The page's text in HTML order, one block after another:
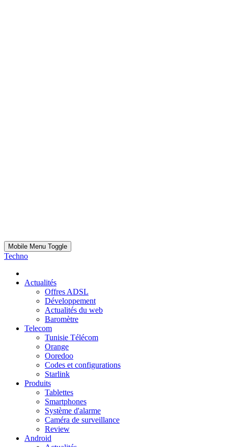
Mobile Menu Toggle
Techno
Actualités
Offres ADSL
Développement
Actualités du web
Baromètre
Telecom
Tunisie Télécom
Orange
Ooredoo
Codes et configurations
Starlink
Produits
Tablettes
Smartphones
Système d'alarme
Caméra de surveillance
Review
Android